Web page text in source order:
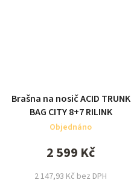
Brašna na nosič ACID TRUNK
BAG CITY 8+7 RILINK
Objednáno
2 147,93 Kč bez DPH
2 599 Kč